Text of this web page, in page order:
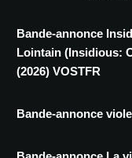
Bande-annonce
Lointain (Insidious:
(2026) VOSTFR
Bande-annonce